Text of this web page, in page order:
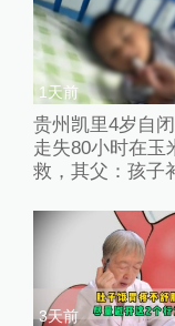
1天前
贵州凯里4岁自
走失80小时在玉
救，其父：孩子
3天前